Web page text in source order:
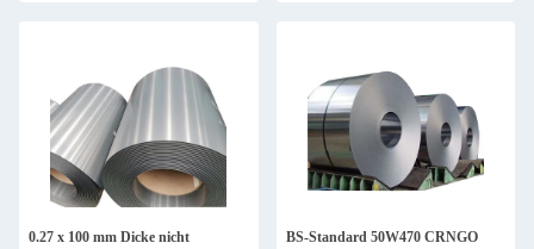
0.27 x 100 mm Dicke nicht
BS-Standard 50W470 CRNGO